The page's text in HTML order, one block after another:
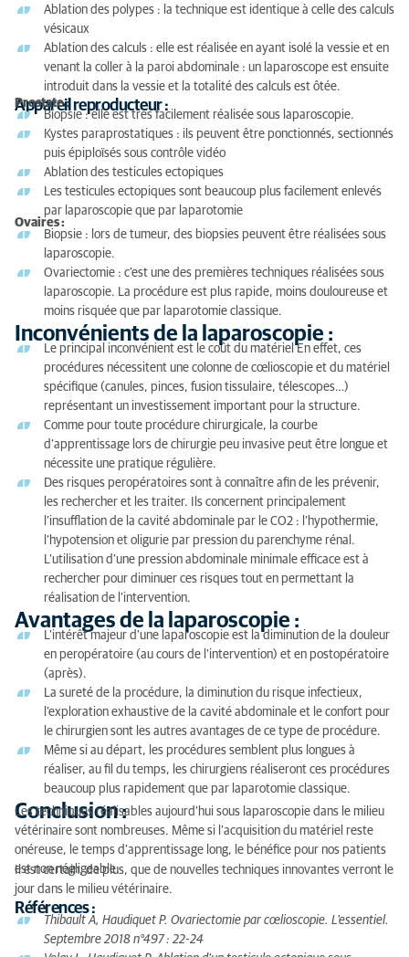
Ablation des polypes : la technique est identique à celle des calculs
vésicaux
Ablation des calculs : elle est réalisée en ayant isolé la vessie et en
venant la coller à la paroi abdominale : un laparoscope est ensuite
introduit dans la vessie et la totalité des calculs est ôtée.
Appareil reproducteur :
Prostate :
Biopsie : elle est très facilement réalisée sous laparoscopie.
Kystes paraprostatiques : ils peuvent être ponctionnés, sectionnés
puis épiploïsés sous contrôle vidéo
Ablation des testicules ectopiques
Les testicules ectopiques sont beaucoup plus facilement enlevés
par laparoscopie que par laparotomie
Ovaires :
Biopsie : lors de tumeur, des biopsies peuvent être réalisées sous
laparoscopie.
Ovariectomie : c’est une des premières techniques réalisées sous
laparoscopie. La procédure est plus rapide, moins douloureuse et
moins risquée que par laparotomie classique.
Inconvénients de la laparoscopie :
Le principal inconvénient est le coût du matériel En effet, ces
procédures nécessitent une colonne de cœlioscopie et du matériel
spécifique (canules, pinces, fusion tissulaire, télescopes…)
représentant un investissement important pour la structure.
Comme pour toute procédure chirurgicale, la courbe
d’apprentissage lors de chirurgie peu invasive peut être longue et
nécessite une pratique régulière.
Des risques peropératoires sont à connaître afin de les prévenir,
les rechercher et les traiter. Ils concernent principalement
l’insufflation de la cavité abdominale par le CO2 : l’hypothermie,
l’hypotension et oligurie par pression du parenchyme rénal.
L’utilisation d’une pression abdominale minimale efficace est à
rechercher pour diminuer ces risques tout en permettant la
réalisation de l’intervention.
Avantages de la laparoscopie :
L’intérêt majeur d’une laparoscopie est la diminution de la douleur
en peropératoire (au cours de l’intervention) et en postopératoire
(après).
La sureté de la procédure, la diminution du risque infectieux,
l’exploration exhaustive de la cavité abdominale et le confort pour
le chirurgien sont les autres avantages de ce type de procédure.
Même si au départ, les procédures semblent plus longues à
réaliser, au fil du temps, les chirurgiens réaliseront ces procédures
beaucoup plus rapidement que par laparotomie classique.
Conclusion :
Les techniques réalisables aujourd’hui sous laparoscopie dans le milieu
vétérinaire sont nombreuses. Même si l’acquisition du matériel reste
onéreuse, le temps d’apprentissage long, le bénéfice pour nos patients
est non négligeable.
Il est certain, de plus, que de nouvelles techniques innovantes verront le
jour dans le milieu vétérinaire.
Références :
Thibault A, Haudiquet P. Ovariectomie par cœlioscopie. L’essentiel.
Septembre 2018 n°497 : 22-24